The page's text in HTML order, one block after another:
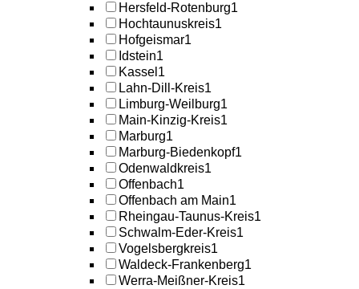
Hersfeld-Rotenburg1
Hochtaunuskreis1
Hofgeismar1
Idstein1
Kassel 1
Lahn-Dill-Kreis1
Limburg-Weilburg1
Main-Kinzig-Kreis1
Marburg1
Marburg-Biedenkopf1
Odenwaldkreis1
Offenbach1
Offenbach am Main1
Rheingau-Taunus-Kreis1
Schwalm-Eder-Kreis1
Vogelsbergkreis1
Waldeck-Frankenberg1
Werra-Meißner-Kreis1